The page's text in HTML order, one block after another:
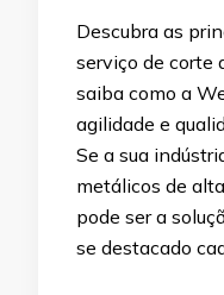
Descubra as
serviço de corte
saiba como a
agilidade e
Se a sua
metálicos de
pode ser a
se destacado